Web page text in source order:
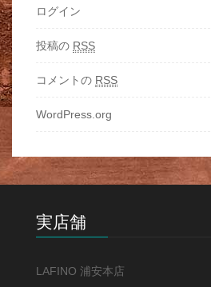
ログイン
投稿の RSS
コメントの RSS
WordPress.org
実店舗
LAFINO 浦安本店